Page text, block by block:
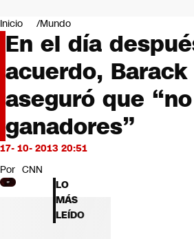
Negocios
Deportes
Programas completos
Cultura
Servicios
Bits
CNN Data
CNN tiempo
Futuro 360
Inicio Mundo
En el día
acuerdo, Barack
aseguró que
ganadores”
17- 10- 2013 20:51
Por CNN
LO
MÁS
LEÍDO